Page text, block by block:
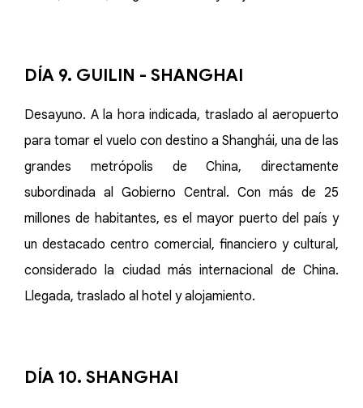
DÍA 9. GUILIN - SHANGHAI
Desayuno. A la hora indicada, traslado al aeropuerto
para tomar el vuelo con destino a Shanghái, una de las
grandes metrópolis de China, directamente
subordinada al Gobierno Central. Con más de 25
millones de habitantes, es el mayor puerto del país y
un destacado centro comercial, financiero y cultural,
considerado la ciudad más internacional de China.
Llegada, traslado al hotel y alojamiento.
DÍA 10. SHANGHAI